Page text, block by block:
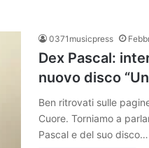
0371musicpress
Dex Pascal:
nuovo disco
Ben ritrovati sulle
Cuore. Torniamo a
Pascal e del suo disco…